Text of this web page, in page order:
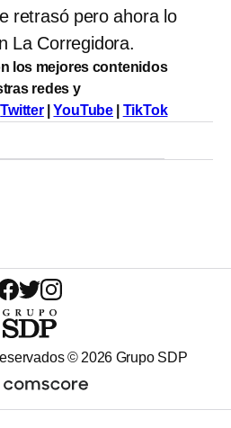
retrasó pero ahora lo
La Corregidora.
los mejores contenidos
redes y
Twitter|YouTube TikTok
© 2026 Grupo SDP